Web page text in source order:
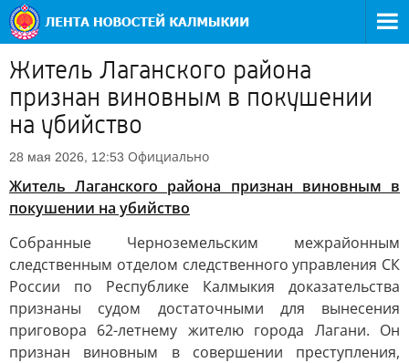
Житель Лаганского района
признан виновным в покушении
на убийство
28 мая 2026, 12:53 Официально
Житель Лаганского района признан виновным в
покушении на убийство
Собранные Черноземельским межрайонным
следственным отделом следственного управления СК
России по Республике Калмыкия доказательства
признаны судом достаточными для вынесения
приговора 62-летнему жителю города Лагани. Он
признан виновным в совершении преступления,